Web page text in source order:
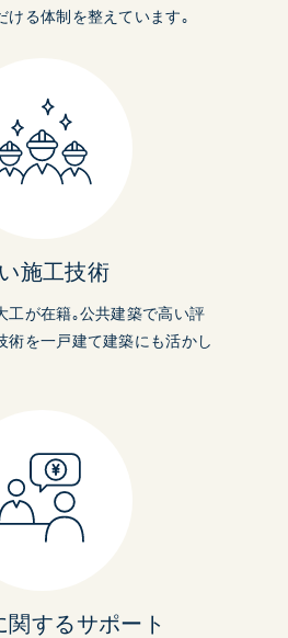
ける体制を整えています｡
施工技術
工が在籍｡公共建築で高い評
術を一戸建て建築にも活かし
関するサポート